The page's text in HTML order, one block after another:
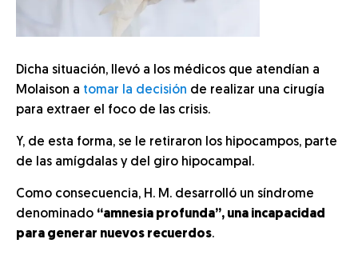
Dicha situación, llevó a los médicos que atendían a
Molaison a tomar la decisión de realizar una cirugía
para extraer el foco de las crisis.
Y, de esta forma, se le retiraron los hipocampos, parte
de las amígdalas y del giro hipocampal.
Como consecuencia, H. M. desarrolló un síndrome
denominado “amnesia profunda”, una incapacidad
para generar nuevos recuerdos.